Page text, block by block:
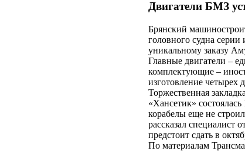
Двигатели БМЗ
Брянский
головного судна
уникальному заказу
Главные двигатели –
комплектующие –
изготовление четырех
Торжественная
«Хансетик»
корабелы еще не
рассказал специалист
предстоит сдать в
По материалам